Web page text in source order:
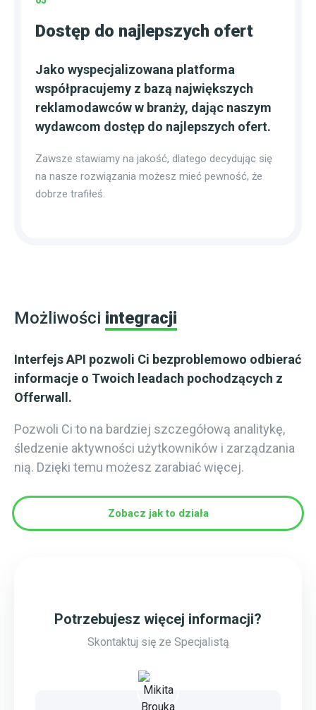
Dostęp do najlepszych ofert
Jako wyspecjalizowana platforma
współpracujemy z bazą największych
reklamodawców w branży, dając naszym
wydawcom dostęp do najlepszych ofert.
Zawsze stawiamy na jakość, dlatego decydując się
na nasze rozwiązania możesz mieć pewność, że
dobrze trafiłeś.
Możliwości integracji
Interfejs API pozwoli Ci bezproblemowo odbierać
informacje o Twoich leadach pochodzących z
Offerwall.
Pozwoli Ci to na bardziej szczegółową analitykę,
śledzenie aktywności użytkowników i zarządzania
nią. Dzięki temu możesz zarabiać więcej.
Zobacz jak to działa
Potrzebujesz więcej informacji?
Skontaktuj się ze Specjalistą